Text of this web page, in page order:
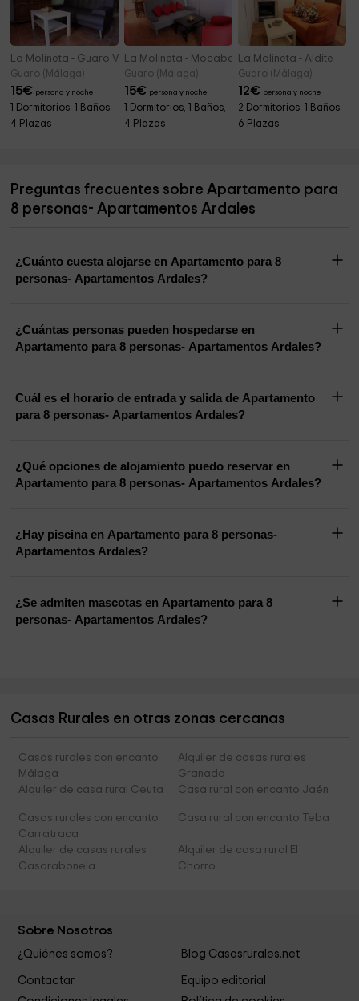
La Molineta - Guaro Viejo
Guaro (Málaga)
15€ persona y noche
1 Dormitorios, 1 Baños,
4 Plazas
La Molineta - Mocabe
Guaro (Málaga)
15€ persona y noche
1 Dormitorios, 1 Baños,
4 Plazas
La Molineta - Aldite
Guaro (Málaga)
12€ persona y noche
2 Dormitorios, 1 Baños,
6 Plazas
Preguntas frecuentes sobre Apartamento para
8 personas- Apartamentos Ardales
¿Cuánto cuesta alojarse en Apartamento para 8
personas- Apartamentos Ardales?
¿Cuántas personas pueden hospedarse en
Apartamento para 8 personas- Apartamentos Ardales?
Cuál es el horario de entrada y salida de Apartamento
para 8 personas- Apartamentos Ardales?
¿Qué opciones de alojamiento puedo reservar en
Apartamento para 8 personas- Apartamentos Ardales?
¿Hay piscina en Apartamento para 8 personas-
Apartamentos Ardales?
¿Se admiten mascotas en Apartamento para 8
personas- Apartamentos Ardales?
Casas Rurales en otras zonas cercanas
Casas rurales con encanto
Málaga
Alquiler de casas rurales
Granada
Alquiler de casa rural Ceuta
Casa rural con encanto Jaén
Casas rurales con encanto
Carratraca
Casa rural con encanto Teba
Alquiler de casas rurales
Casarabonela
Alquiler de casa rural El
Chorro
Sobre Nosotros
¿Quiénes somos? Blog Casasrurales.net
Contactar
Equipo editorial